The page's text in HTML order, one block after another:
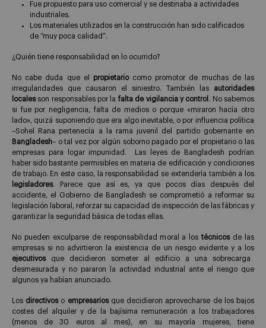
Fue propuesto para uso comercial y se destinaba a actividades
industriales.
Los materiales utilizados en la construcción han sido calificados
de “muy poca calidad”.
¿Quién tiene responsabilidad en lo ocurrido?
No cabe duda que el propietariocomo promotor de muchas de las
irregularidades que causaron el siniestro. También las autoridades
localesson responsables por la falta de vigilancia y control . No sabemos
si fue por negligencia, falta de medios o porque «miraron hacía otro
lado», quizá suponiendo que era algo inevitable, o por influencia política
–Sohel Rana pertenecía a la rama juvenil del partido gobernante en
Bangladesh– o tal vez por algún soborno pagado por el propietario o las
empresas para logar impunidad. Las leyes de Bangladesh podrían
haber sido bastante permisibles en materia de edificación y condiciones
de trabajo. En este caso, la responsabilidad se extendería también a los
legisladores. Parece que así es, ya que pocos días después del
accidente, el Gobierno de Bangladesh se comprometió a reformar su
legislación laboral, reforzar su capacidad de inspección de las fábricas y
garantizar la seguridad básica de todas ellas.
No pueden exculparse de responsabilidad moral a lostécnicos de las
empresas si no advirtieron la existencia de un riesgo evidente y a los
ejecutivosque decidieron someter al edificio a una sobrecarga
desmesurada y no pararon la actividad industrial ante el riesgo que
algunos ya habían anunciado.
Los directivoso empresariosque decidieron aprovecharse de los bajos
costes del alquiler y de la bajísima remuneración a los trabajadores
(menos de 30 euros al mes), en su mayoría mujeres, tiene